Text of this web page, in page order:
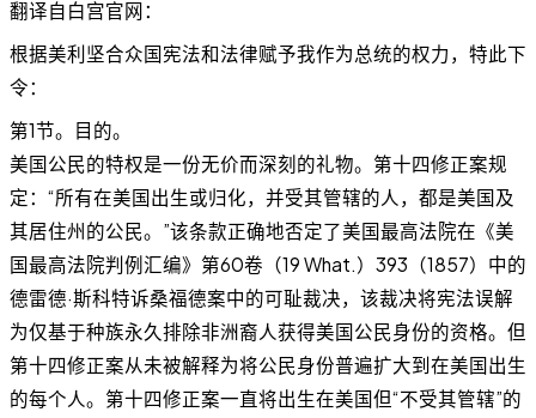
翻译自白宫官网：
根据美利坚合众国宪法和法律赋予我作为总统的权力，特此下
令：
第1节。目的。
美国公民的特权是一份无价而深刻的礼物。第十四修正案规
定：“所有在美国出生或归化，并受其管辖的人，都是美国及
其居住州的公民。”该条款正确地否定了美国最高法院在《美
国最高法院判例汇编》第60卷（19 What.）393（1857）中的
德雷德·斯科特诉桑福德案中的可耻裁决，该裁决将宪法误解
为仅基于种族永久排除非洲裔人获得美国公民身份的资格。但
第十四修正案从未被解释为将公民身份普遍扩大到在美国出生
的每个人。第十四修正案一直将出生在美国但“不受其管辖”的